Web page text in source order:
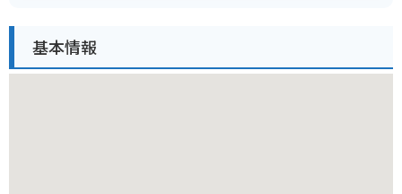
く、食べ歩きやバーベキューもおすすめです。また、篠島は、
自転車で一周できるほどの大きさなので、レンタサイクルを利
基本情報